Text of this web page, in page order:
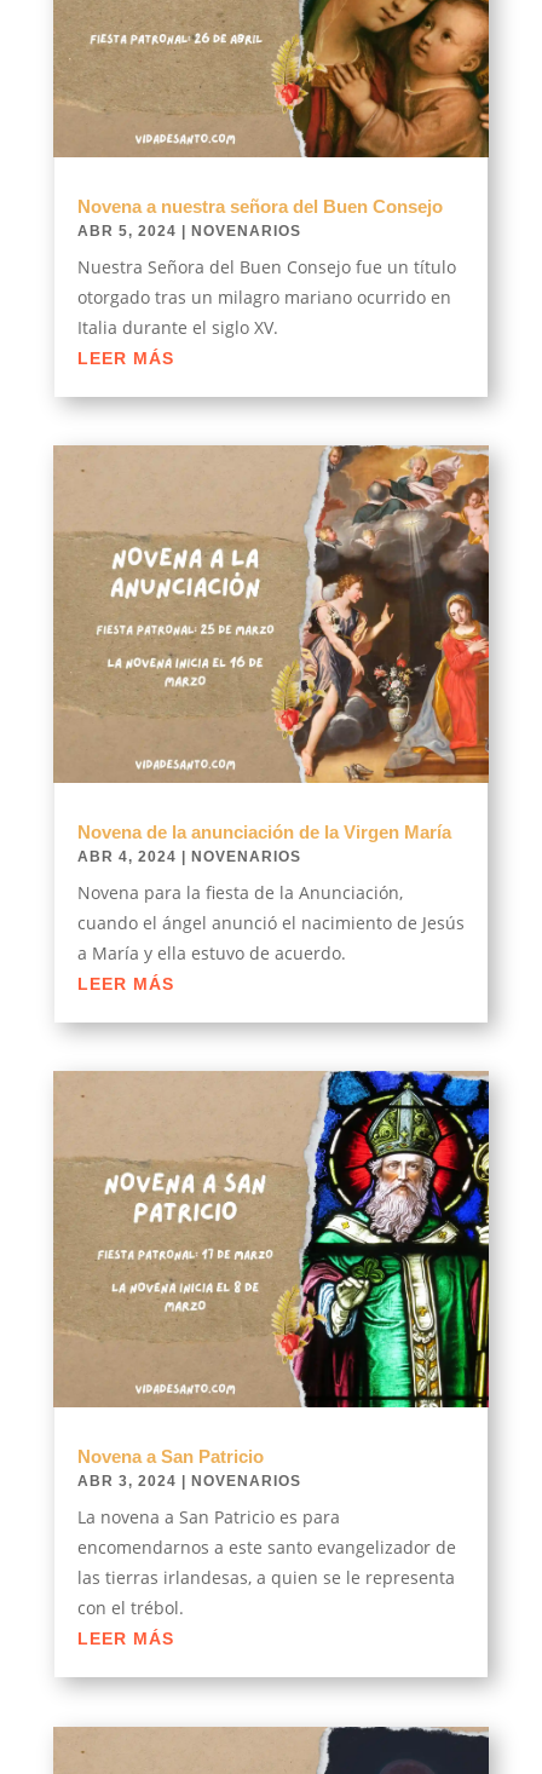
Novena a nuestra señora del Buen Consejo
ABR 5, 2024 NOVENARIOS
Nuestra Señora del Buen Consejo fue un título
otorgado tras un milagro mariano ocurrido en
Italia durante el siglo XV.
LEER MÁS
Novena de la anunciación de la Virgen María
ABR 4, 2024 | NOVENARIOS
Novena para la fiesta de la Anunciación,
cuando el ángel anunció el nacimiento de Jesús
a María y ella estuvo de acuerdo.
LEER MÁS
Novena a San Patricio
ABR 3, 2024 NOVENARIOS
La novena a San Patricio es para
encomendarnos a este santo evangelizador de
las tierras irlandesas, a quien se le representa
con el trébol.
LEER MÁS